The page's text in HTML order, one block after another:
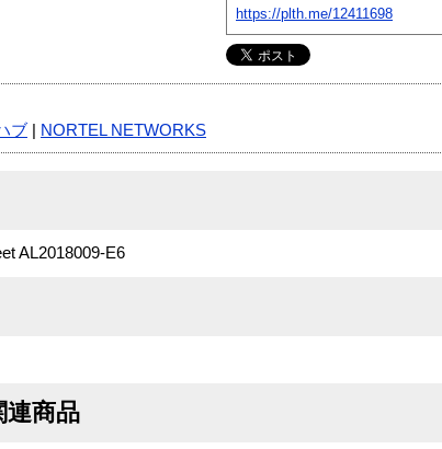
https://plth.me/12411698
ブ NORTEL NETWORKS
AL2018009-E6
連商品